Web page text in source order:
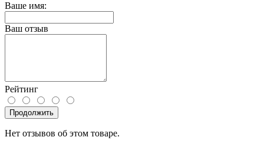
Ваше имя:
Ваш отзыв
Рейтинг
Продолжить
Нет отзывов об этом товаре.